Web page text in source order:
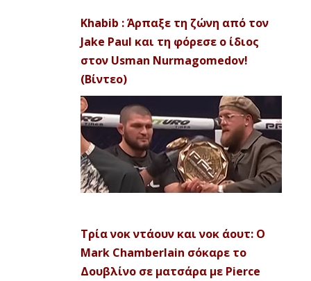
Khabib : Άρπαξε τη ζώνη από τον
Jake Paul και τη φόρεσε ο ίδιος
στον Usman Nurmagomedov!
(Βίντεο)
Τρία νοκ ντάουν και νοκ άουτ: Ο
Mark Chamberlain σόκαρε το
Δουβλίνο σε ματσάρα με Pierce